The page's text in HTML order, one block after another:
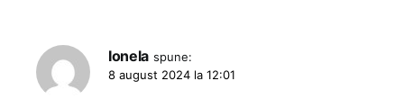
Ionela spune:
8 august 2024 la 12:01